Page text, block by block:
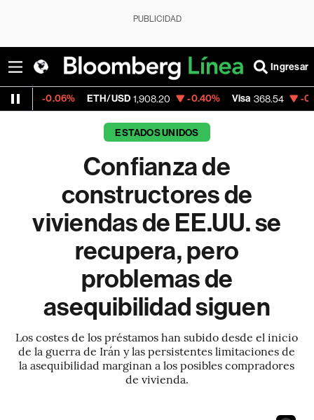
PUBLICIDAD
Ingresar
ETH/USD 1,908.20 -0.40% Visa 368.54 -0.28%
ESTADOS UNIDOS
Confianza de
constructores de
viviendas de EE.UU. se
recupera, pero
problemas de
asequibilidad siguen
Los costes de los préstamos han subido desde el inicio
de la guerra de Irán y las persistentes limitaciones de
la asequibilidad marginan a los posibles compradores
de vivienda.